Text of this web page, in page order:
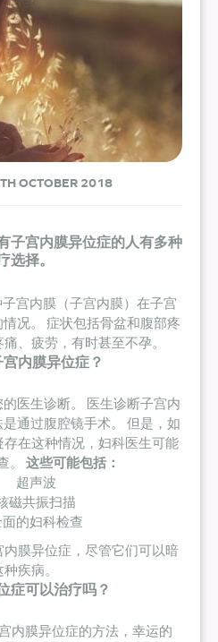
OCTOBER 2018
子宫内膜异位症的人有多种
选择。
子宫内膜（子宫内膜）在子宫
况。 症状包括骨盆和腹部疼
、疲劳，有时甚至不孕。
内膜异位症？
医生诊断。 医生诊断子宫内
通过腹腔镜手术。 但是，如
在这种情况，妇科医生可能
。 这些可能包括：
超声波
磁共振扫描
面的妇科检查
膜异位症，尽管它们可以暗
疾病。
症可以治疗吗？
内膜异位症的方法，幸运的